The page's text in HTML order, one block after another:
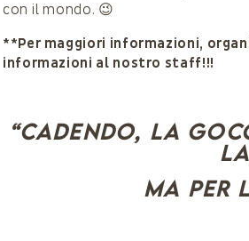
con il mondo. 😉
**Per maggiori informazioni,
informazioni al nostro staff!!!
“Cadendo, la
ma per